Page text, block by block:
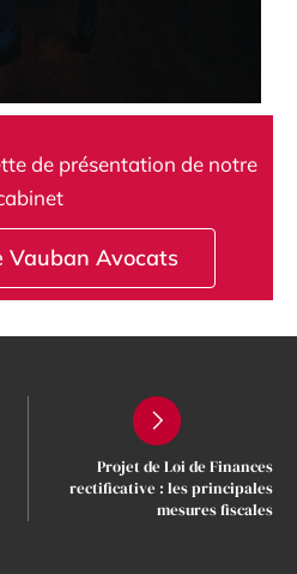
de présentation de notre
Avocats
Projet de Loi de Finances
rectificative : les principales
mesures fiscales